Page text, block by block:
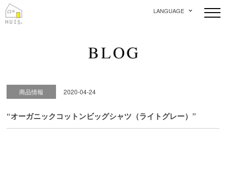
LANGUAGE
商品情報 2020-04-24
“オーガニックコットンビッグシャツ（ライトグレー）”